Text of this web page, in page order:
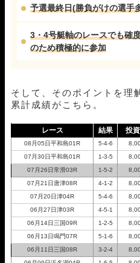
予選最終日(勝負がけの選手
3・4号艇軸のレースでも確
のため積極的に参加
そして、そのポイントを理
累計成績がこちら。
レース 結果 投
08月05日平和島01R 5-4-6
07月30日平和島01R
1-3-5
07月26日常滑03R
1-5-2
07月21日唐津08R
4-1-2
07月20日津04R
5-4-6
06月27日津03R
4-5-1
06月14日三国09R
1-2-5
06月13日鳴門07R
5-1-6
06月11日三国08R
3-2-4